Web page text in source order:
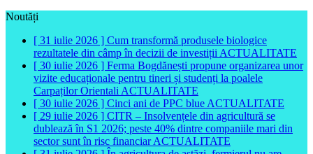
Noutăți
[ 31 iulie 2026 ] Cum transformă produsele biologice
rezultatele din câmp în decizii de investiții ACTUALITATE
[ 30 iulie 2026 ]Ferma Bogdănești propune organizarea unor
vizite educaționale pentru tineri și studenți la poalele
Carpaților OrientaliACTUALITATE
[ 30 iulie 2026 ]Cinci ani de PPC blueACTUALITATE
[ 29 iulie 2026 ]CITR – Insolvențele din agricultură se
dublează în S1 2026; peste 40% dintre companiile mari din
sector sunt în risc financiarACTUALITATE
[ 31 iulie 2026 ]În agricultura de astăzi, fermierul nu are
nevoie de optimism artificial!ACTUALITATE